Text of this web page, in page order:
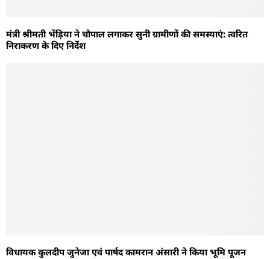
मंत्री श्रीमती भेंड़िया ने चौपाल लगाकर सुनी ग्रामीणों की समस्याएं: त्वरित
निराकरण के दिए निर्देश
विधायक कुलदीप जुनेजा एवं पार्षद कामरान अंसारी ने किया भूमि पूजन